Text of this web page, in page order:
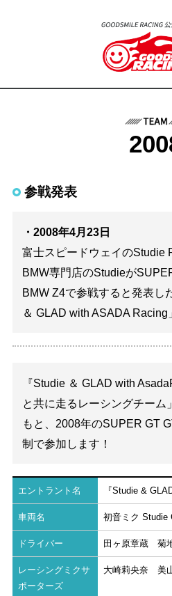
参戦発表
・2008年4月23日
富士スピードウェイのStudie
BMW専門店のStudieが
BMW Z4で参戦すると発表し
＆ GLAD with ASADA Racing
『Studie ＆ GLAD with
と共に走るレーシングチーム
もと、2008年のSUPER GT
制で参加します！
エントラント名 『Studie &
車両名 初音ミク Studie
ドライバー 田ヶ原章蔵 菊
レーシングミクサ
ポーターズ
大崎莉央奈 美